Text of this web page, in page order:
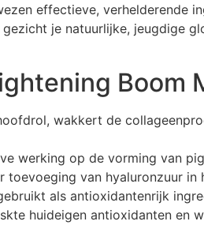
effectieve, verhelderende
je natuurlijke, jeugdige
Boom
wakkert de
werking op de vorming van
toevoeging van hyaluronzuur
als antioxidantenrijk
huideigen antioxidanten en